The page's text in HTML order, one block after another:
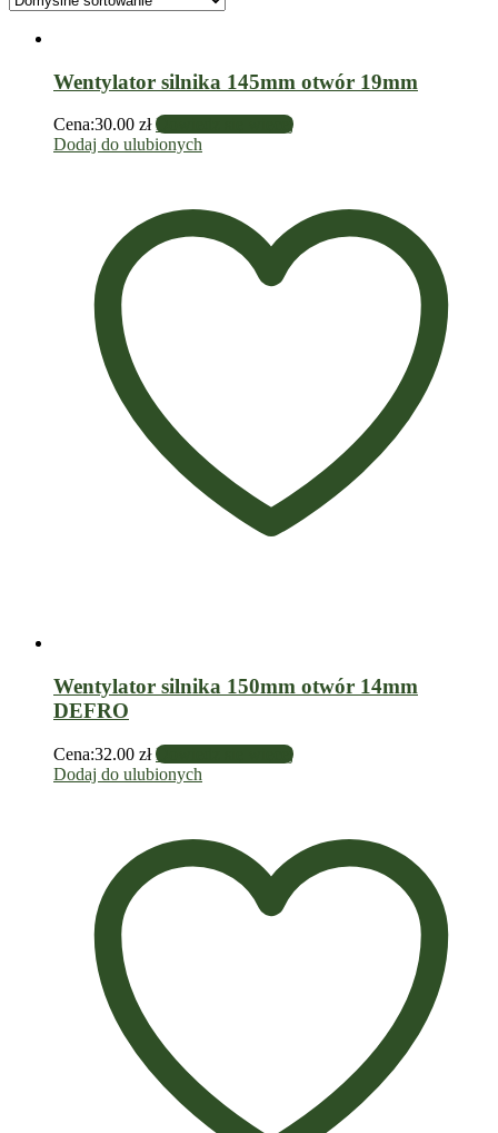
Wentylator silnika 145mm otwór 19mm
Cena:30.00 zł Dowiedz się więcej
Dodaj do ulubionych
Wentylator silnika 150mm otwór 14mm
DEFRO
Cena:32.00 zł Dowiedz się więcej
Dodaj do ulubionych